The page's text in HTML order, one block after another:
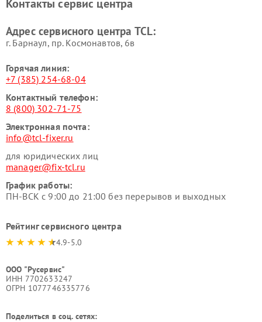
Контакты сервис центра
Адрес сервисного центра TCL:
г. Барнаул, ​пр. Космонавтов, 6в
Горячая линия:
+7 (385) 254-68-04
Контактный телефон:
8 (800) 302-71-75
Электронная почта:
info@tcl-fixer.ru
для юридических лиц
manager@fix-tcl.ru
График работы:
ПН-ВСК с 9:00 до 21:00 без перерывов и выходных
Рейтинг сервисного центра
4.9-5.0
ООО "Русервис"
ИНН 7702633247
ОГРН 1077746335776
Поделиться в соц. сетях: